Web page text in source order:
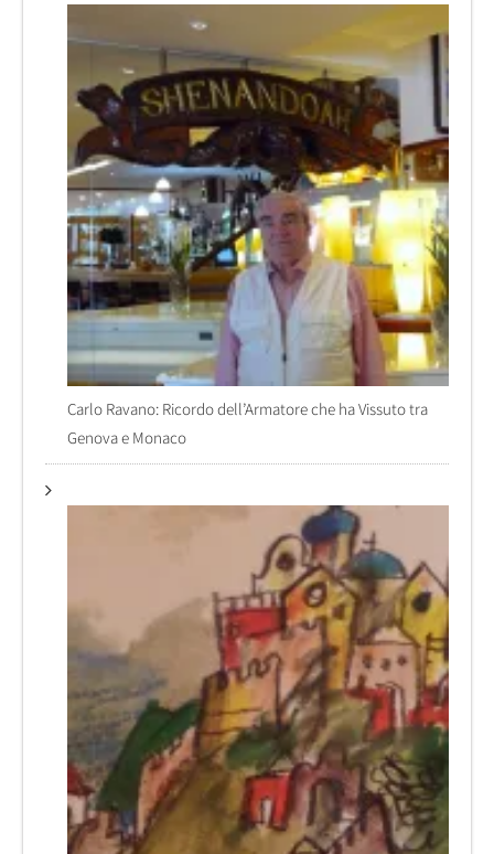
Carlo Ravano: Ricordo dell’Armatore che ha Vissuto tra
Genova e Monaco